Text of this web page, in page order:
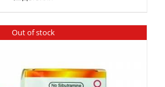
Out of stock